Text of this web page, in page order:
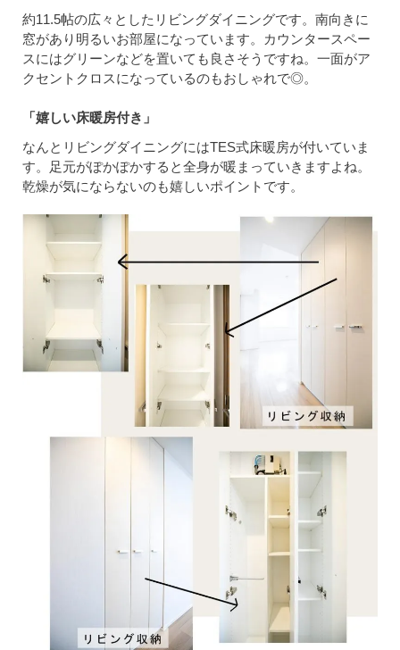
約11.5帖の広々としたリビングダイニングです。南向きに
窓があり明るいお部屋になっています。カウンタースペー
スにはグリーンなどを置いても良さそうですね。一面がア
クセントクロスになっているのもおしゃれで◎。
「嬉しい床暖房付き」
なんとリビングダイニングにはTES式床暖房が付いていま
す。足元がぽかぽかすると全身が暖まっていきますよね。
乾燥が気にならないのも嬉しいポイントです。